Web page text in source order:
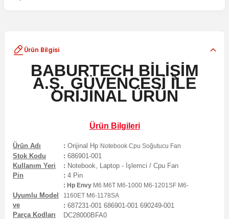
Ürün Bilgisi
BABURTECH BİLİŞİM
A.Ş. GÜVENCESİ İLE
ORİJİNAL ÜRÜN
Ürün Bilgileri
Ürün Adı : Orijinal Hp Notebook Cpu Soğutucu Fan
Stok Kodu : 686901-001
Kullanım Yeri
: Notebook, Laptop - İşlemci / Cpu Fan
Pin
: 4 Pin
Uyumlu Model
ve
Parça Kodları
: Hp Envy M6 M6T M6-1000 M6-1201SF M6-
1160ET M6-1178SA
: 687231-001 686901-001 690249-001
DC28000BFA0